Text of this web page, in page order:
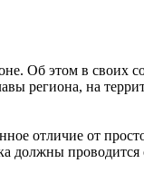
Об этом в своих
региона, на
отличие от
проводится